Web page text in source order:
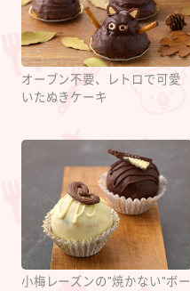
オーブン不要、レトロで可愛
いたぬきケーキ
小梅レーズンの"焼かない"ボー